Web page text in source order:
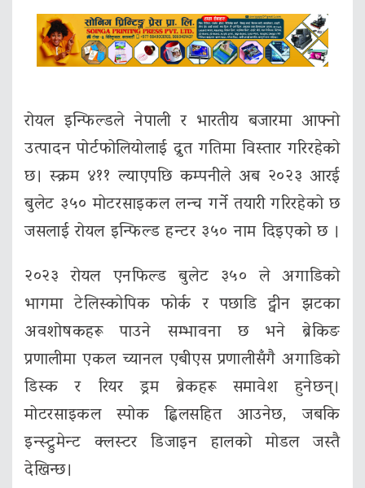
रोयल इन्फिल्डले नेपाली र भारतीय बजारमा आफ्नो
उत्पादन पोर्टफोलियोलाई द्रुत गतिमा विस्तार गरिरहेको
छ। स्क्रम ४११ ल्याएपछि कम्पनीले अब २०२३ आरई
बुलेट ३५० मोटरसाइकल लन्च गर्ने तयारी गरिरहेको छ
जसलाई रोयल इन्फिल्ड हन्टर ३५० नाम दिइएको छ ।
२०२३ रोयल एनफिल्ड बुलेट ३५० ले अगाडिको
भागमा टेलिस्कोपिक फोर्क र पछाडि ट्वीन झटका
अवशोषकहरू पाउने सम्भावना छ भने ब्रेकिङ
प्रणालीमा एकल च्यानल एबीएस प्रणालीसँगै अगाडिको
डिस्क र रियर ड्रम ब्रेकहरू समावेश हुनेछन्।
मोटरसाइकल स्पोक ह्विलसहित आउनेछ, जबकि
इन्स्ट्रुमेन्ट क्लस्टर डिजाइन हालको मोडल जस्तै
देखिन्छ।